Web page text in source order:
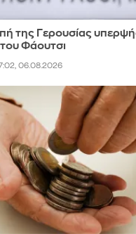
της Γερουσίας
Φάουτσι
06.08.2026